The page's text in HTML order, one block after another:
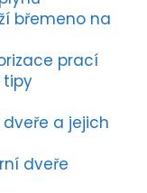
břemeno na
prací
tipy
dveře a jejich
dveře